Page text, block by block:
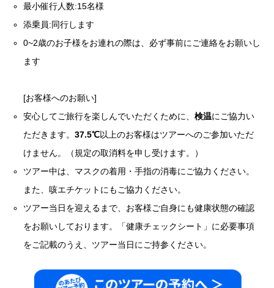
最小催行人数:15名様
添乗員:同行します
0~2歳のお子様をお連れの際は、必ず事前にご連絡をお願いし
ます
[お客様へのお願い]
安心してご旅行を楽しんでいただくために、検温にご協力い
ただきます。37.5℃以上のお客様はツアーへのご参加いただ
けません。（規定の取消料を申し受けます。）
ツアー中は、マスクの着用・手指の消毒にご協力ください。
また、咳エチケットにもご協力ください。
ツアー当日を迎えるまで、お客様ご自身にも健康状態の確認
をお願いしております。「健康チェックシート」に必要事項
をご記載のうえ、ツアー当日にご持参ください。